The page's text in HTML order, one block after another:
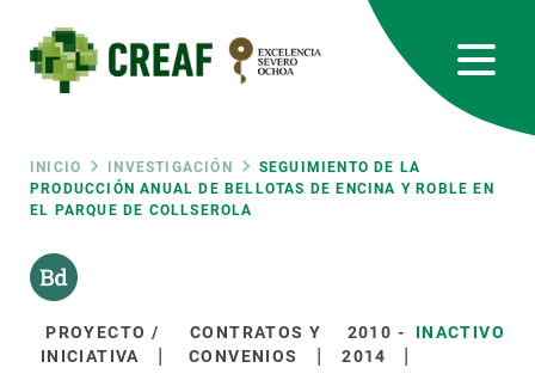
contenido
principal
Ruta
de
navegación
INICIO INVESTIGACIÓN
SEGUIMIENTO DE LA
PRODUCCIÓN ANUAL DE BELLOTAS DE ENCINA Y ROBLE EN
EL PARQUE DE COLLSEROLA
PROYECTO /
INICIATIVA
CONTRATOS Y
CONVENIOS
2010 -
2014
INACTIVO
RRSS
Featured
responsive
SOBRE NOSOTROS